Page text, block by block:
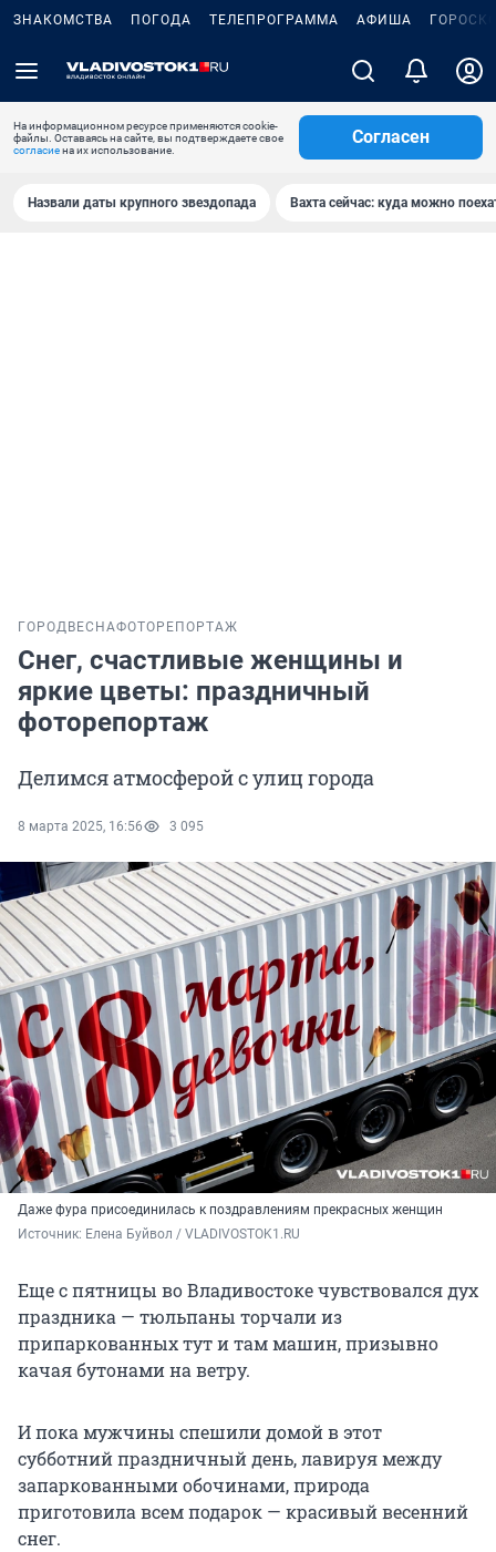
ЗНАКОМСТВА ПОГОДА ТЕЛЕПРОГРАММА АФИША
На информационном ресурсе применяются cookie-
файлы. Оставаясь на сайте, вы подтверждаете свое
согласиена их использование.
Согласен
Назвали даты крупного звездопада Вахта сейчас: куда можно
ГОРОД ВЕСНАФОТОРЕПОРТАЖ
Снег, счастливые женщины и
яркие цветы: праздничный
фоторепортаж
Делимся атмосферой с улиц города
8 марта 2025, 16:56 3 095
Даже фура присоединилась к поздравлениям прекрасных женщин
Источник: Елена Буйвол / VLADIVOSTOK1.RU
Еще с пятницы во Владивостоке чувствовался дух
праздника — тюльпаны торчали из
припаркованных тут и там машин, призывно
качая бутонами на ветру.
И пока мужчины спешили домой в этот
субботний праздничный день, лавируя между
запаркованными обочинами, природа
приготовила всем подарок — красивый весенний
снег.